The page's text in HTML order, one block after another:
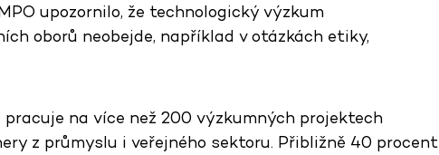
upozornilo, že technologický výzkum
oborů neobejde, například v otázkách etiky,
na více než 200 výzkumných projektech
z průmyslu i veřejného sektoru. Přibližně 40 procent